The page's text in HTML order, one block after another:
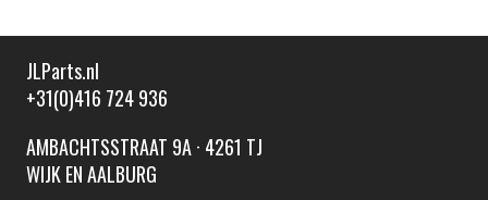
JLParts.nl
+31(0)416 724 936
AMBACHTSSTRAAT 9A · 4261 TJ
WIJK EN AALBURG